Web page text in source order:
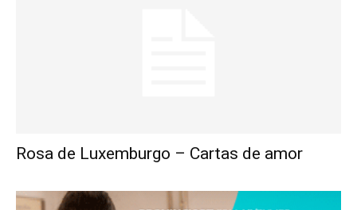
Rosa de Luxemburgo – Cartas de amor